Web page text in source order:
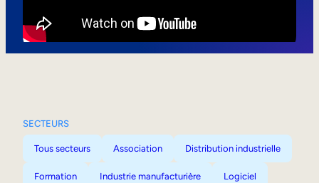
SECTEURS
Tous secteurs Association Distribution industrielle
Formation Industrie manufacturière Logiciel